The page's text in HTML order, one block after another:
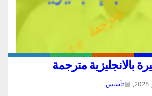
بالانجليزية مترجمة
تأسيس,